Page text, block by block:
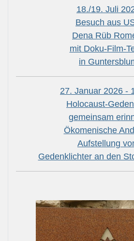
18./19. Juli
Besuch aus
Dena Rüb
mit Doku-Film-
in
27. Januar 2026 -
Holocaust-
gemeinsam
Ökomenische
Aufstellung
Gedenklichter an den